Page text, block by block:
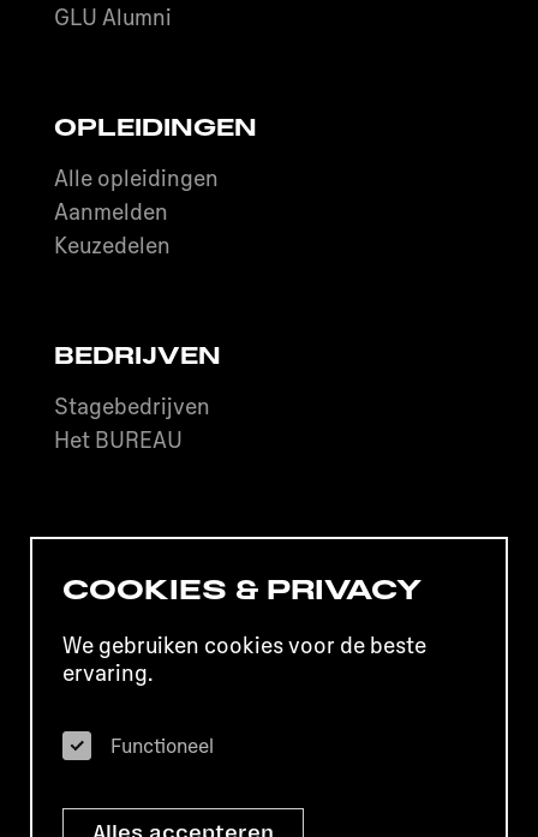
COOKIES & PRIVACY
We gebruiken cookies voor de beste
ervaring.
Functioneel
GLU Alumni
OPLEIDINGEN
Alle opleidingen
Aanmelden
Keuzedelen
BEDRIJVEN
Stagebedrijven
Het BUREAU
Lyceum Utrecht.
Disclaimer
Privacy
Colofon
Klachten